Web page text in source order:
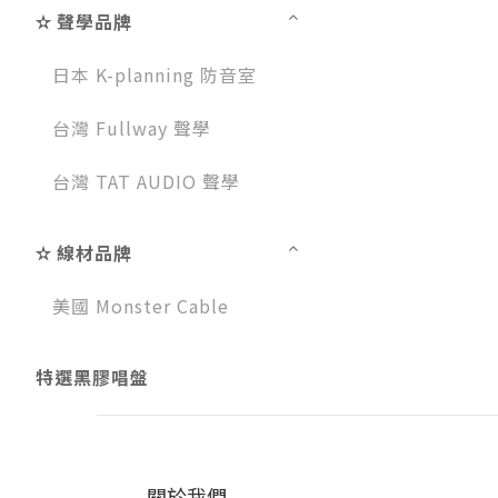
✫ 聲學品牌
日本 K-planning 防音室
台灣 Fullway 聲學
台灣 TAT AUDIO 聲學
✫ 線材品牌
美國 Monster Cable
特選黑膠唱盤